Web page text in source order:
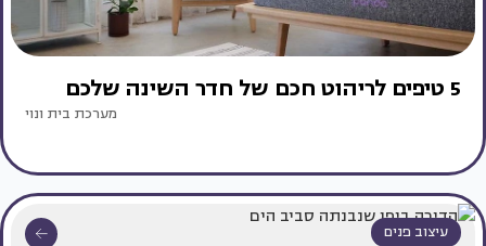
5 טיפים לריהוט חכם של חדר השינה שלכם
מערכת בית ונוי
עיצוב פנים